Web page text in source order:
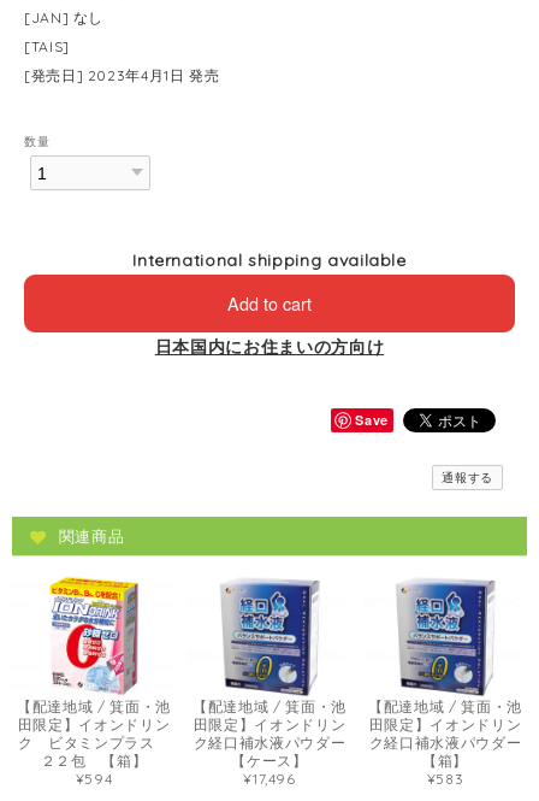
[JAN] なし
[TAIS]
[発売日] 2023年4月1日 発売
数量
International shipping available
Add to cart
日本国内にお住まいの方向け
Save
通報する
関連商品
【配達地域 / 箕面・池
田限定】イオンドリン
ク ビタミンプラス
２２包 【箱】
¥594
【配達地域 / 箕面・池
田限定】イオンドリン
ク経口補水液パウダー
【ケース】
¥17,496
【配達地域 / 箕面・池
田限定】イオンドリン
ク経口補水液パウダー
【箱】
¥583